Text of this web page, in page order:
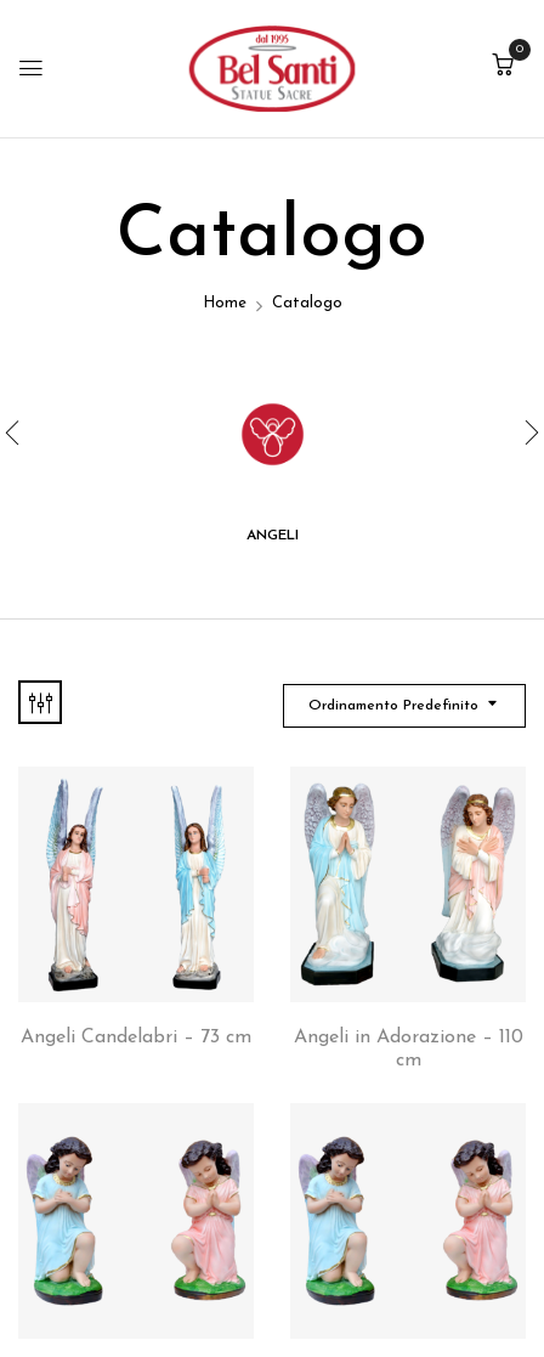
0
Catalogo
Home Catalogo
ANGELI
Ordinamento Predefinito
Angeli Candelabri – 73 cm
Angeli in Adorazione – 110
cm